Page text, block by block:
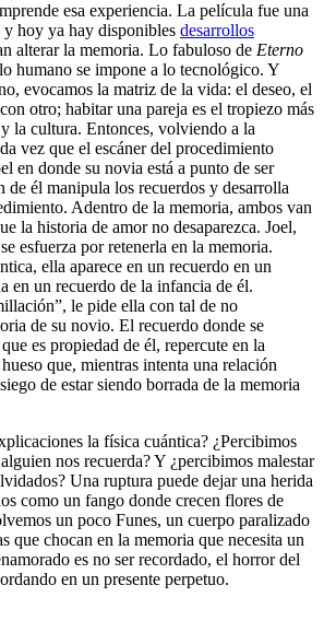
esa experiencia. La película fue una
y hoy ya hay disponibles desarrollos
alterar la memoria. Lo fabuloso de Eterno
humano se impone a lo tecnológico. Y
evocamos la matriz de la vida: el deseo, el
otro; habitar una pareja es el tropiezo más
la cultura. Entonces, volviendo a la
vez que el escáner del procedimiento
en donde su novia está a punto de ser
de él manipula los recuerdos y desarrolla
Adentro de la memoria, ambos van
la historia de amor no desaparezca. Joel,
esfuerza por retenerla en la memoria.
ella aparece en un recuerdo en un
en un recuerdo de la infancia de él.
le pide ella con tal de no
de su novio. El recuerdo donde se
es propiedad de él, repercute en la
que, mientras intenta una relación
de estar siendo borrada de la memoria
la física cuántica? ¿Percibimos
nos recuerda? Y ¿percibimos malestar
Una ruptura puede dejar una herida
como un fango donde crecen flores de
un poco Funes, un cuerpo paralizado
que chocan en la memoria que necesita un
es no ser recordado, el horror del
en un presente perpetuo.